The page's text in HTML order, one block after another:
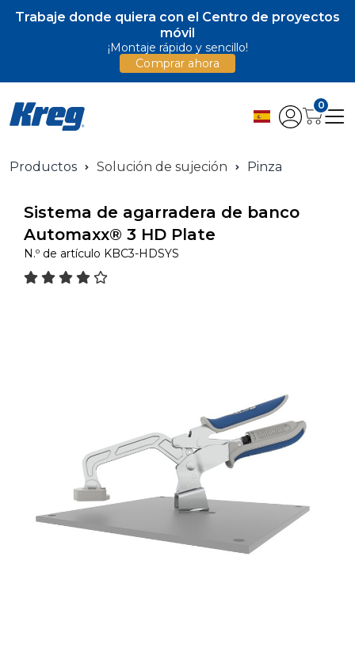
Trabaje donde quiera con el Centro de proyectos
móvil
¡Montaje rápido y sencillo!
Comprar ahora
0
Productos Solución de sujeción Pinza
Sistema de agarradera de banco
Automaxx® 3 HD Plate
N.º de artículo KBC3-HDSYS